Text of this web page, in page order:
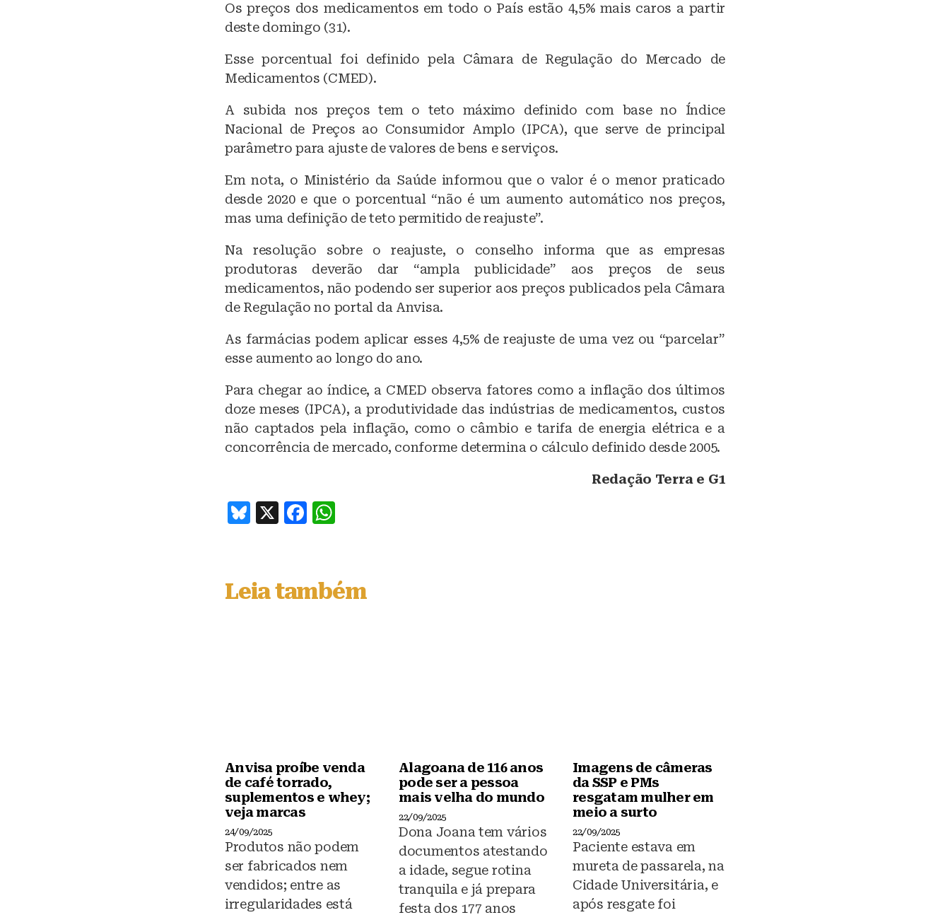
e
s
k
y
c
e
b
o
o
k
at
s
A
p
p
Os preços dos medicamentos em todo o País estão 4,5% mais caros a partir
deste domingo (31).
Esse porcentual foi definido pela Câmara de Regulação do Mercado de
Medicamentos (CMED).
A subida nos preços tem o teto máximo definido com base no Índice
Nacional de Preços ao Consumidor Amplo (IPCA), que serve de principal
parâmetro para ajuste de valores de bens e serviços.
Em nota, o Ministério da Saúde informou que o valor é o menor praticado
desde 2020 e que o porcentual “não é um aumento automático nos preços,
mas uma definição de teto permitido de reajuste”.
Na resolução sobre o reajuste, o conselho informa que as empresas
produtoras deverão dar “ampla publicidade” aos preços de seus
medicamentos, não podendo ser superior aos preços publicados pela Câmara
de Regulação no portal da Anvisa.
As farmácias podem aplicar esses 4,5% de reajuste de uma vez ou “parcelar”
esse aumento ao longo do ano.
Para chegar ao índice, a CMED observa fatores como a inflação dos últimos
doze meses (IPCA), a produtividade das indústrias de medicamentos, custos
não captados pela inflação, como o câmbio e tarifa de energia elétrica e a
concorrência de mercado, conforme determina o cálculo definido desde 2005.
Redação Terra e G1
B
s
k
X
F
e
b
s
A
Leia também
Anvisa proíbe venda
de café torrado,
suplementos e whey;
veja marcas
24/09/2025
Produtos não podem
ser fabricados nem
vendidos; entre as
irregularidades está
Alagoana de 116 anos
pode ser a pessoa
mais velha do mundo
22/09/2025
Dona Joana tem vários
documentos atestando
a idade, segue rotina
tranquila e já prepara
festa dos 177 anos
Imagens de câmeras
da SSP e PMs
resgatam mulher em
meio a surto
22/09/2025
Paciente estava em
mureta de passarela, na
Cidade Universitária, e
após resgate foi